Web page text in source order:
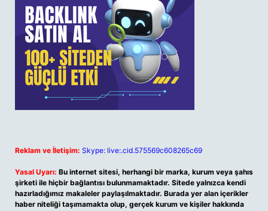
Reklam ve İletişim: Skype: live:.cid.575569c608265c69
Yasal Uyarı: Bu internet sitesi, herhangi bir marka, kurum veya şahıs
şirketi ile hiçbir bağlantısı bulunmamaktadır. Sitede yalnızca kendi
hazırladığımız makaleler paylaşılmaktadır. Burada yer alan içerikler
haber niteliği taşımamakta olup, gerçek kurum ve kişiler hakkında